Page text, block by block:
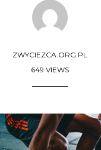
ZWYCIEZCA.ORG.PL
649 VIEWS